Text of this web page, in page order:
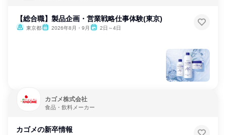
【総合職】製品企画・営業戦略仕事体験(東京)
東京都 2026年8月・9月 2日～4日
カゴメ株式会社
食品・飲料メーカー
カゴメの新卒情報